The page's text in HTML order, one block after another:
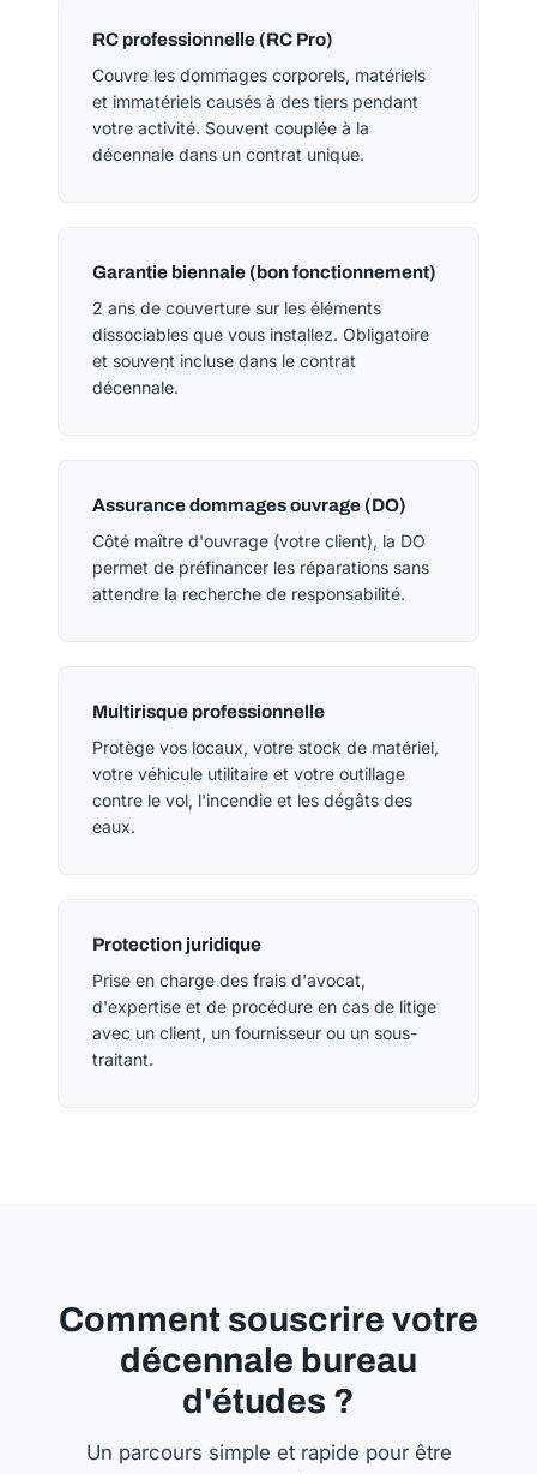
RC professionnelle (RC Pro)
Couvre les dommages corporels, matériels
et immatériels causés à des tiers pendant
votre activité. Souvent couplée à la
décennale dans un contrat unique.
Garantie biennale (bon fonctionnement)
2 ans de couverture sur les éléments
dissociables que vous installez. Obligatoire
et souvent incluse dans le contrat
décennale.
Assurance dommages ouvrage (DO)
Côté maître d'ouvrage (votre client), la DO
permet de préfinancer les réparations sans
attendre la recherche de responsabilité.
Multirisque professionnelle
Protège vos locaux, votre stock de matériel,
votre véhicule utilitaire et votre outillage
contre le vol, l'incendie et les dégâts des
eaux.
Protection juridique
Prise en charge des frais d'avocat,
d'expertise et de procédure en cas de litige
avec un client, un fournisseur ou un sous-
traitant.
Comment souscrire votre
décennale bureau
d'études ?
Un parcours simple et rapide pour être